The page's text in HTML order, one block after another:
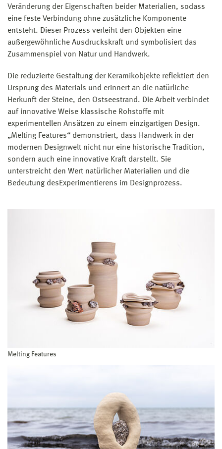
Veränderung der Eigenschaften beider Materialien, sodass
eine feste Verbindung ohne zusätzliche Komponente
entsteht. Dieser Prozess verleiht den Objekten eine
außergewöhnliche Ausdruckskraft und symbolisiert das
Zusammenspiel von Natur und Handwerk.
Die reduzierte Gestaltung der Keramikobjekte reflektiert den
Ursprung des Materials und erinnert an die natürliche
Herkunft der Steine, den Ostseestrand. Die Arbeit verbindet
auf innovative Weise klassische Rohstoffe mit
experimentellen Ansätzen zu einem einzigartigen Design.
„Melting Features“ demonstriert, dass Handwerk in der
modernen Designwelt nicht nur eine historische Tradition,
sondern auch eine innovative Kraft darstellt. Sie
unterstreicht den Wert natürlicher Materialien und die
Bedeutung desExperimentierens im Designprozess.
Melting Features